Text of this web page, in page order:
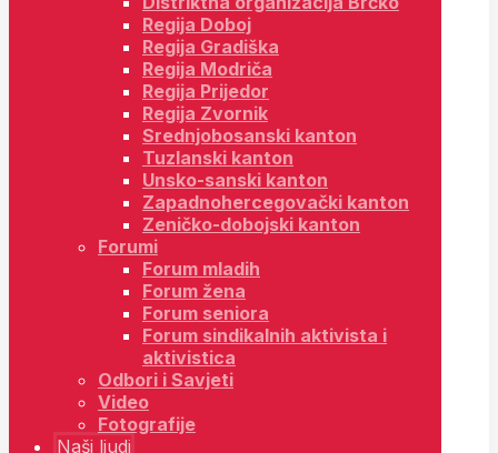
Regija Doboj
Regija Gradiška
Regija Modriča
Regija Prijedor
Regija Zvornik
Srednjobosanski kanton
Tuzlanski kanton
Unsko-sanski kanton
Zapadnohercegovački kanton
Zeničko-dobojski kanton
Forumi
Forum mladih
Forum žena
Forum seniora
Forum sindikalnih aktivista i
aktivistica
Odbori i Savjeti
Video
Fotografije
Naši ljudi